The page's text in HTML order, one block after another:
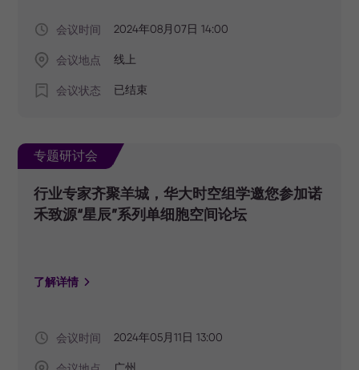
组学应用工具、研究思路和实践经验。
会议时间 2024年08月07日 14:00
会议地点 线上
会议状态 已结束
专题研讨会
行业专家齐聚羊城，华大时空组学邀您参加诺
禾致源“星辰”系列单细胞空间论坛
了解详情
会议时间 2024年05月11日 13:00